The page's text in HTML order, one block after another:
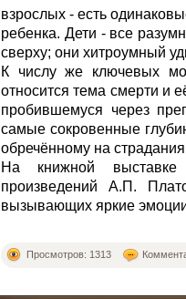
взрослых - есть
ребенка. Дети - все
сверху; они хитроумный
К числу же ключевых
относится тема смерти и
пробившемуся через
самые сокровенные
обречённому на
На книжной выставке
произведений А.П.
вызывающих яркие
Просмотров: 1313